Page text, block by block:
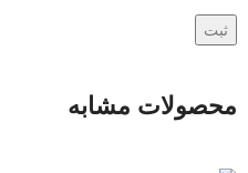
محصولات مشابه